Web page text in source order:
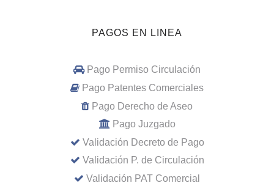
PAGOS EN LINEA
Pago Permiso Circulación
Pago Patentes Comerciales
Pago Derecho de Aseo
Pago Juzgado
Validación Decreto de Pago
Validación P. de Circulación
Validación PAT Comercial